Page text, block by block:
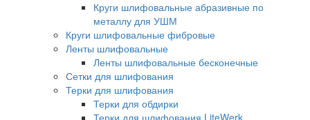
Круги шлифовальные абразивные по
металлу для УШМ
Круги шлифовальные фибровые
Ленты шлифовальные
Ленты шлифовальные бесконечные
Сетки для шлифования
Терки для шлифования
Терки для обдирки
Терки для шлифования LiteWerk